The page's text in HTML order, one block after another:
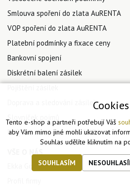
Smlouva spoření do zlata AuRENTA
VOP spoření do zlata AuRENTA
Platební podmínky a fixace ceny
Bankovní spojení
Diskrétní balení zásilek
Doprava a sledování zásilek
FAQ - vše o spoření AuRENTA
Ekka Gold Blog
Cookies
Tento e-shop a partneři potřebují Váš
aby Vám mimo jiné mohli ukazovat
Souhlas udělíte kliknutím na
SOUHLASÍM